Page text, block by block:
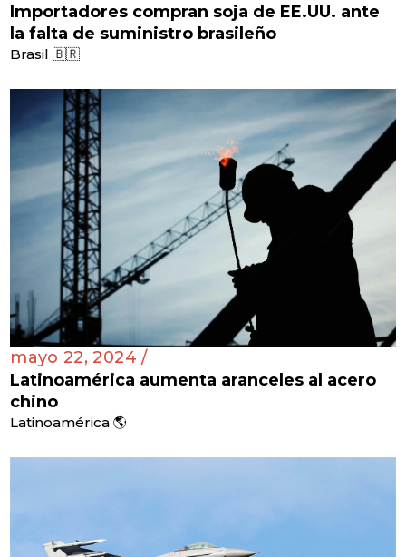
Importadores compran soja de EE.UU. ante
la falta de suministro brasileño
Brasil 🇧🇷
mayo 22, 2024 /
Latinoamérica aumenta aranceles al acero
chino
Latinoamérica 🌎